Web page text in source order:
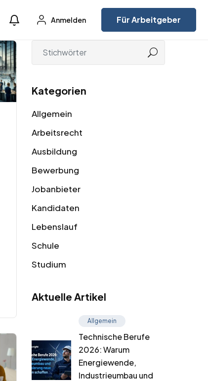
Anmelden Für Arbeitgeber
Kategorien
Allgemein
Arbeitsrecht
Ausbildung
Bewerbung
Jobanbieter
Kandidaten
Lebenslauf
Schule
Studium
Aktuelle Artikel
Allgemein
Technische Berufe
2026: Warum
Energiewende,
Industrieumbau und